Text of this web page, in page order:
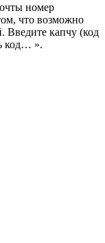
номер
что возможно
Введите капчу (код
код… ».